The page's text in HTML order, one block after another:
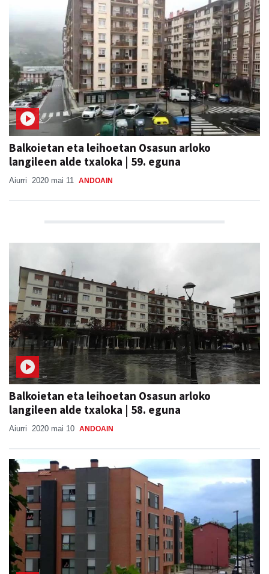
Balkoietan eta leihoetan Osasun arloko
langileen alde txaloka | 59. eguna
Aiurri 2020 mai 11 ANDOAIN
Balkoietan eta leihoetan Osasun arloko
langileen alde txaloka | 58. eguna
Aiurri 2020 mai 10 ANDOAIN